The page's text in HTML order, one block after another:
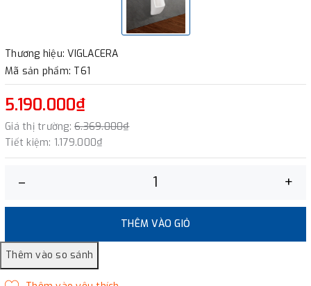
Thương hiệu: VIGLACERA
Mã sản phẩm: T61
5.190.000₫
Giá thị trường: 6.369.000₫
Tiết kiệm: 1.179.000₫
– +
THÊM VÀO GIỎ